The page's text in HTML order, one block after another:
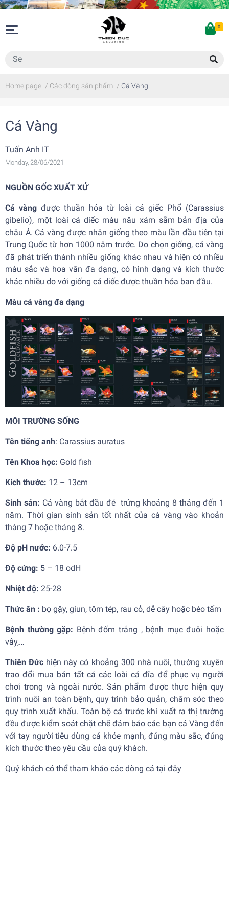
0
Home page / Các dòng sản phẩm / Cá Vàng
Cá Vàng
Tuấn Anh IT
Monday, 28/06/2021
NGUỒN GỐC XUẤT XỨ
Cá vàngđược thuần hóa từ loài cá giếc Phổ (Carassius
gibelio), một loài cá diếc màu nâu xám sẫm bản địa của
châu Á. Cá vàng được nhân giống theo màu lần đầu tiên tại
Trung Quốc từ hơn 1000 năm trước. Do chọn giống, cá vàng
đã phát triển thành nhiều giống khác nhau và hiện có nhiều
màu sắc và hoa văn đa dạng, có hình dạng và kích thước
khác nhiều do với giống cá diếc được thuần hóa ban đầu.
Màu cá vàng đa dạng
MÔI TRƯỜNG SỐNG
Tên tiếng anh: Carassius auratus
Tên Khoa học: Gold fish
Kích thước: 12 – 13cm
Sinh sản: Cá vàng bắt đầu đẻ trứng khoảng 8 tháng đến 1
năm. Thời gian sinh sản tốt nhất của cá vàng vào khoản
tháng 7 hoặc tháng 8.
Độ pH nước: 6.0-7.5
Độ cứng: 5 – 18 odH
Nhiệt độ: 25-28
Thức ăn : bọ gậy, giun, tôm tép, rau cỏ, dễ cây hoặc bèo tấm
Bệnh thường gặp: Bệnh đốm trắng , bệnh mục đuôi hoặc
vây,…
Thiên Đức hiện này có khoảng 300 nhà nuôi, thường xuyên
trao đổi mua bán tất cả các loài cá đĩa để phục vụ người
chơi trong và ngoài nước. Sản phẩm được thực hiện quy
trình nuôi an toàn bệnh, quy trình bảo quản, chăm sóc theo
quy trình xuất khẩu. Toàn bộ cá trước khi xuất ra thị trường
đều được kiểm soát chặt chẽ đảm bảo các bạn cá Vàng đến
với tay người tiêu dùng cá khỏe mạnh, đúng màu sắc, đúng
kích thước theo yêu cầu của quý khách.
Quý khách có thể tham khảo các dòng cá tại đây